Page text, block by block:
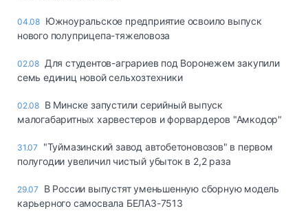
04.08 Южноуральское предприятие освоило выпуск
нового полуприцепа-тяжеловоза
02.08 Для студентов-аграриев под Воронежем закупили
семь единиц новой сельхозтехники
02.08 В Минске запустили серийный выпуск
малогабаритных харвестеров и форвардеров "Амкодор"
31.07
"Туймазинский завод автобетоновозов" в первом
полугодии увеличил чистый убыток в 2,2 раза
29.07
В России выпустят уменьшенную сборную модель
карьерного самосвала БЕЛАЗ-7513